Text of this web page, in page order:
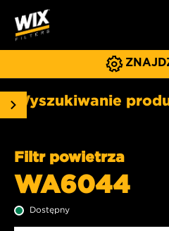
Wyszukiwanie
Filtr powietrza
WA6044
Dostępny